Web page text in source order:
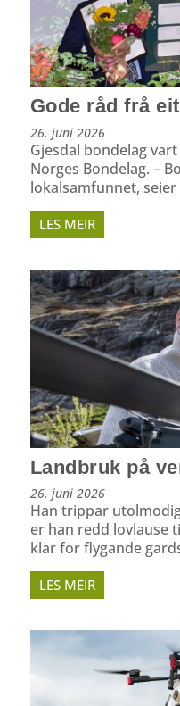
Gode råd frå
26. juni 2026
Gjesdal bondelag
Norges Bondelag. –
lokalsamfunnet, seier
LES MEIR
Landbruk på
26. juni 2026
Han trippar
er han redd lovlause
klar for flygande
LES MEIR